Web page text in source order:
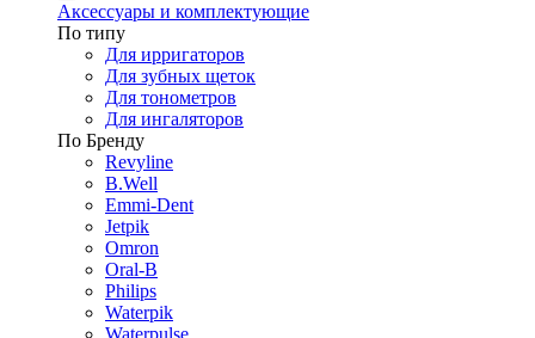
Аксессуары и комплектующие
По типу
Для ирригаторов
Для зубных щеток
Для тонометров
Для ингаляторов
По Бренду
Revyline
B.Well
Emmi-Dent
Jetpik
Omron
Oral-B
Philips
Waterpik